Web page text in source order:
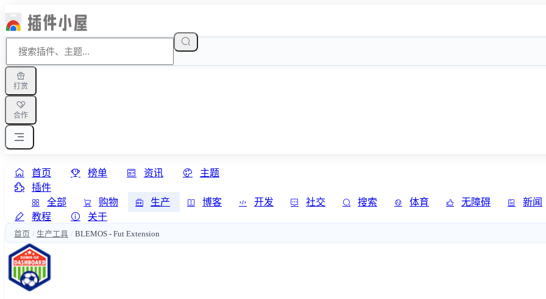
打赏
合作
首页 榜单 资讯
主题
插件
全部
购物 生产 博客 开发 社交 搜索 体育 无障碍 新闻
教程
关于
首页 / 生产工具 / BLEMOS - Fut Extension